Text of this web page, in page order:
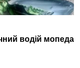
водій мопеда